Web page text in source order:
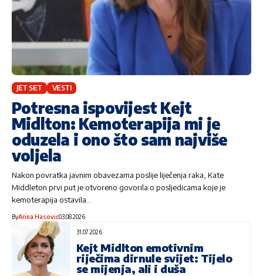
JET SET VESTI
Potresna ispovijest Kejt
Midlton: Kemoterapija mi je
oduzela i ono što sam najviše
voljela
Nakon povratka javnim obavezama poslije liječenja raka, Kate
Middleton prvi put je otvoreno govorila o posljedicama koje je
kemoterapija ostavila…
ByArina Hasovic03.08.2026
31.07.2026
Kejt Midlton emotivnim
riječima dirnule svijet: Tijelo
se mijenja, ali i duša